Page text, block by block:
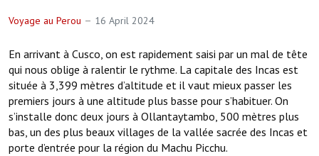
Voyage au Perou 16 April 2024
En arrivant à Cusco, on est rapidement saisi par un mal de tête
qui nous oblige à ralentir le rythme. La capitale des Incas est
située à 3,399 mètres d’altitude et il vaut mieux passer les
premiers jours à une altitude plus basse pour s’habituer. On
s’installe donc deux jours à Ollantaytambo, 500 mètres plus
bas, un des plus beaux villages de la vallée sacrée des Incas et
porte d’entrée pour la région du Machu Picchu.